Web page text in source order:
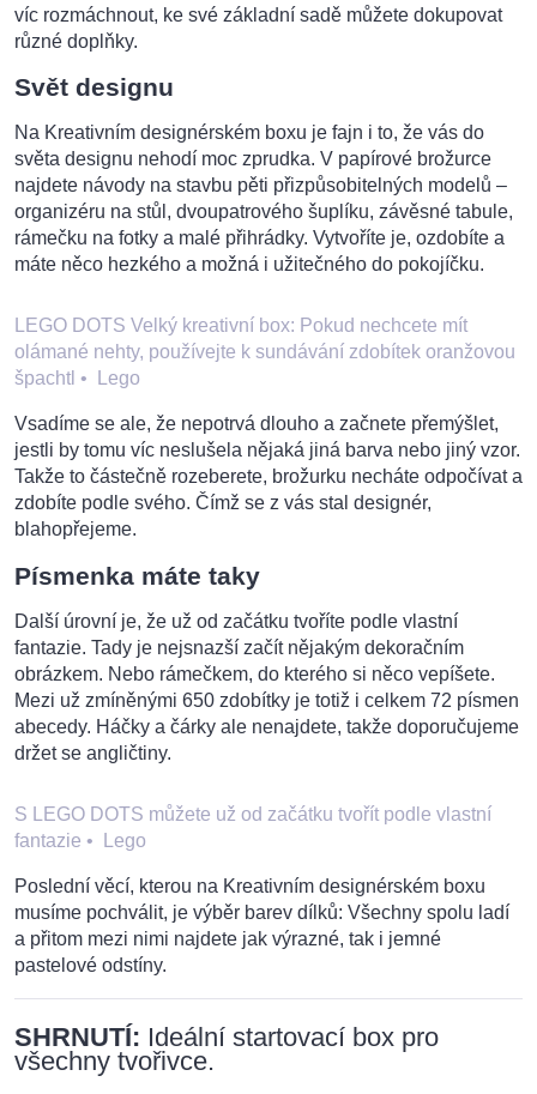
víc rozmáchnout, ke své základní sadě můžete dokupovat
různé doplňky.
Svět designu
Na Kreativním designérském boxu je fajn i to, že vás do
světa designu nehodí moc zprudka. V papírové brožurce
najdete návody na stavbu pěti přizpůsobitelných modelů –
organizéru na stůl, dvoupatrového šuplíku, závěsné tabule,
rámečku na fotky a malé přihrádky. Vytvoříte je, ozdobíte a
máte něco hezkého a možná i užitečného do pokojíčku.
LEGO DOTS Velký kreativní box: Pokud nechcete mít
olámané nehty, používejte k sundávání zdobítek oranžovou
špachtl • Lego
Vsadíme se ale, že nepotrvá dlouho a začnete přemýšlet,
jestli by tomu víc neslušela nějaká jiná barva nebo jiný vzor.
Takže to částečně rozeberete, brožurku necháte odpočívat a
zdobíte podle svého. Čímž se z vás stal designér,
blahopřejeme.
Písmenka máte taky
Další úrovní je, že už od začátku tvoříte podle vlastní
fantazie. Tady je nejsnazší začít nějakým dekoračním
obrázkem. Nebo rámečkem, do kterého si něco vepíšete.
Mezi už zmíněnými 650 zdobítky je totiž i celkem 72 písmen
abecedy. Háčky a čárky ale nenajdete, takže doporučujeme
držet se angličtiny.
S LEGO DOTS můžete už od začátku tvořít podle vlastní
fantazie • Lego
Poslední věcí, kterou na Kreativním designérském boxu
musíme pochválit, je výběr barev dílků: Všechny spolu ladí
a přitom mezi nimi najdete jak výrazné, tak i jemné
pastelové odstíny.
SHRNUTÍ: Ideální startovací box pro
všechny tvořivce.